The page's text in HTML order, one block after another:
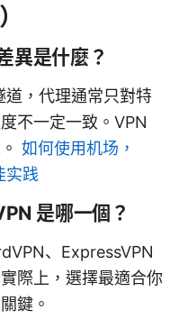
異是什麼？
，代理通常只對特
不一定一致。VPN
如何使用机场，
实践
是哪一個？
、ExpressVPN
際上，選擇最適合你
鍵。